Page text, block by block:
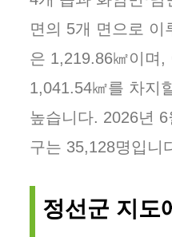
면의 5개 면으로 이
은 1,219.86㎢이며,
1,041.54㎢를 차지
높습니다. 2026년
구는 35,128명입니
정선군 지도